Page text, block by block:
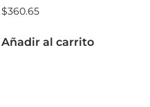
$360.65
Añadir al carrito